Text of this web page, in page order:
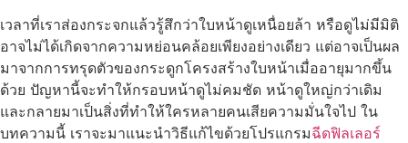
เวลาที่เราส่องกระจกแล้วรู้สึกว่าใบหน้าดูเหนื่อยล้า หรือดูไม่มีมิติ
อาจไม่ได้เกิดจากความหย่อนคล้อยเพียงอย่างเดียว แต่อาจเป็นผล
มาจากการทรุดตัวของกระดูกโครงสร้างใบหน้าเมื่ออายุมากขึ้น
ด้วย ปัญหานี้จะทำให้กรอบหน้าดูไม่คมชัด หน้าดูใหญ่กว่าเดิม
และกลายมาเป็นสิ่งที่ทำให้ใครหลายคนเสียความมั่นใจไป ใน
บทความนี้ เราจะมาแนะนำวิธีแก้ไขด้วยโปรแกรมฉีดฟิลเลอร์